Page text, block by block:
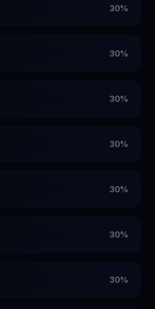
30%
30%
30%
30%
30%
30%
30%